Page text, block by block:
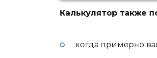
Калькулятор также
когда примерно